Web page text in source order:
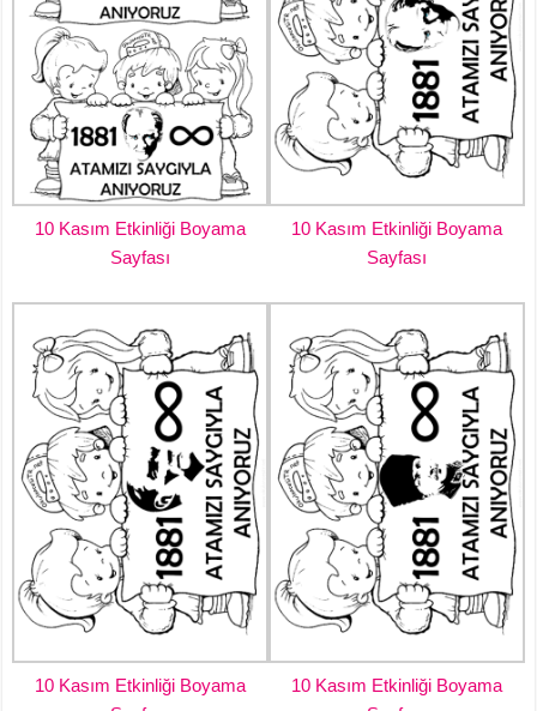
10 Kasım Etkinliği Boyama
Sayfası
10 Kasım Etkinliği Boyama
Sayfası
10 Kasım Etkinliği Boyama
10 Kasım Etkinliği Boyama